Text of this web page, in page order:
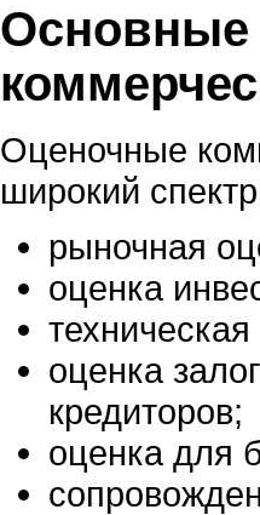
Основные
Оценочные
широкий
рыночная
оценка
оценка
кредиторов;
оценка для